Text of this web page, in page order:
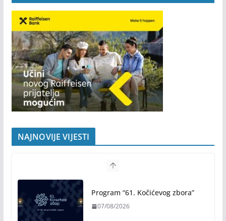
NAJNOVIJE VIJESTI
Program “61. Kočićevog zbora”
07/08/2026